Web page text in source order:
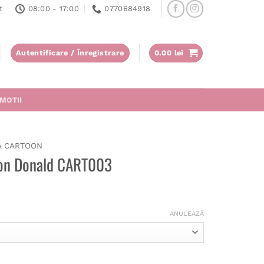
08:00 - 17:00 0770684918
Autentificare / Înregistrare 0.00 lei
CARTOON
Donald CART003
ANULEAZĂ